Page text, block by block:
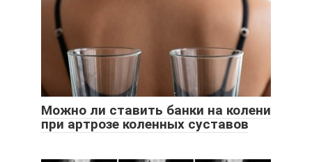
Можно ли ставить банки на колени
при артрозе коленных суставов